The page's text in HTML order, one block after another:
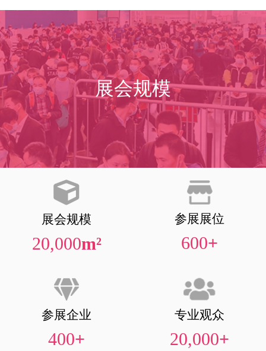
展会规模
展会规模
20,000m²
参展展位
600+
参展企业
400+
专业观众
20,000+